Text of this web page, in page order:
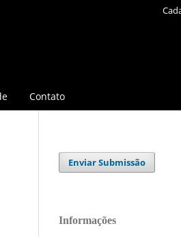
Contato
Enviar Submissão
Informações